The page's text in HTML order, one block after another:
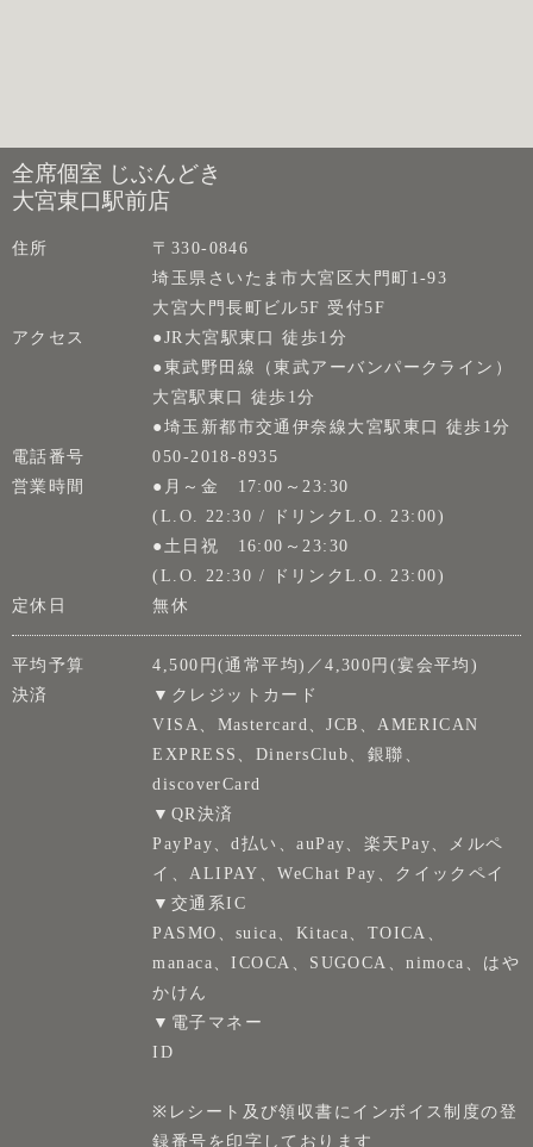
全席個室 じぶんどき
大宮東口駅前店
住所
〒330-0846
埼玉県さいたま市大宮区大門町1-93
大宮大門長町ビル5F 受付5F
アクセス
●JR大宮駅東口 徒歩1分
●東武野田線（東武アーバンパークライン）
大宮駅東口 徒歩1分
●埼玉新都市交通伊奈線大宮駅東口 徒歩1分
電話番号
050-2018-8935
営業時間
●月～金 17:00～23:30
(L.O. 22:30 / ドリンクL.O. 23:00)
●土日祝 16:00～23:30
(L.O. 22:30 / ドリンクL.O. 23:00)
定休日
無休
平均予算
4,500円(通常平均)／4,300円(宴会平均)
決済
▼クレジットカード
VISA、Mastercard、JCB、AMERICAN
EXPRESS、DinersClub、銀聯、
discoverCard
▼QR決済
PayPay、d払い、auPay、楽天Pay、メルペ
イ、ALIPAY、WeChat Pay、クイックペイ
▼交通系IC
PASMO、suica、Kitaca、TOICA、
manaca、ICOCA、SUGOCA、nimoca、はや
かけん
▼電子マネー
ID
※レシート及び領収書にインボイス制度の登
録番号を印字しております